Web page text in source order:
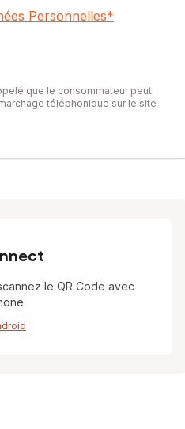
Personnelles*
que le consommateur peut
téléphonique sur le site
le QR Code avec